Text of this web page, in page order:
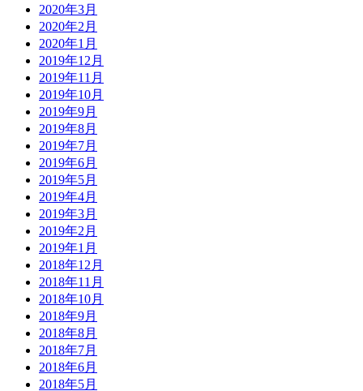
2020年3月
2020年2月
2020年1月
2019年12月
2019年11月
2019年10月
2019年9月
2019年8月
2019年7月
2019年6月
2019年5月
2019年4月
2019年3月
2019年2月
2019年1月
2018年12月
2018年11月
2018年10月
2018年9月
2018年8月
2018年7月
2018年6月
2018年5月